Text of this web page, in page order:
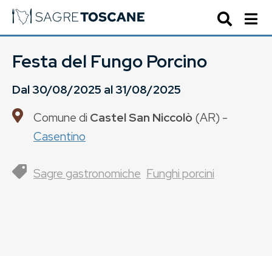
Festa del Fungo Porcino
Dal30/08/2025 al31/08/2025
Comune di Castel San Niccolò(AR) -
Casentino
Sagre gastronomiche Funghi porcini